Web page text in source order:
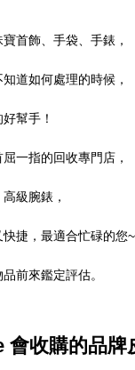
首飾、手袋、手錶，
道如何處理的時候，
幫手！
一指的回收專門店，
級腕錶，
捷，最適合忙碌的您~
前來鑑定評估。
會收購的品牌